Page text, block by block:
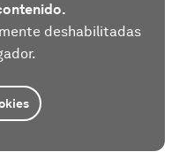
deshabilitadas